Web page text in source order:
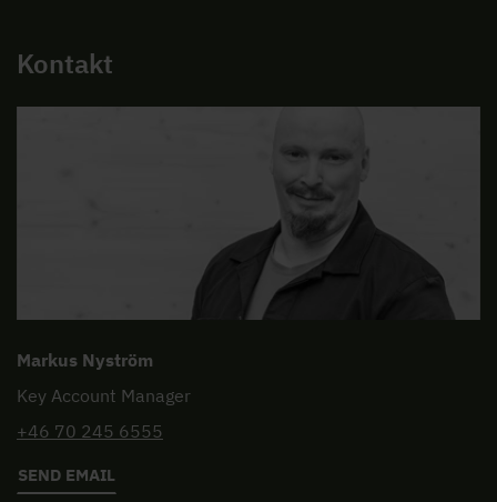
Kontakt
Markus Nyström
Key Account Manager
+46 70 245 6555
SEND EMAIL